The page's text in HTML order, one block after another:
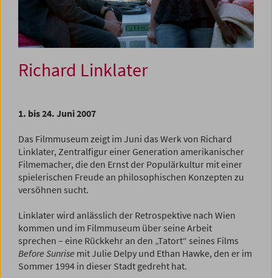
Richard Linklater
1. bis 24. Juni 2007
Das Filmmuseum zeigt im Juni das Werk von Richard
Linklater, Zentralfigur einer Generation amerikanischer
Filmemacher, die den Ernst der Populärkultur mit einer
spielerischen Freude an philosophischen Konzepten zu
versöhnen sucht.
Linklater wird anlässlich der Retrospektive nach Wien
kommen und im Filmmuseum über seine Arbeit
sprechen – eine Rückkehr an den „Tatort“ seines Films
Before Sunrise mit Julie Delpy und Ethan Hawke, den er im
Sommer 1994 in dieser Stadt gedreht hat.